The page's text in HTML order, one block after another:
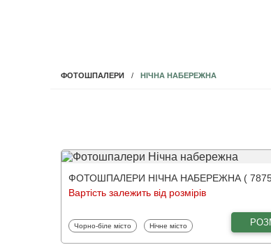
ФОТОШПАЛЕРИ НІЧНА НАБЕРЕЖНА
ФОТОШПАЛЕРИ НІЧНА НАБЕРЕЖНА (
Вартість залежить від розмірів
Фотошпалери
Чорно-біле місто Фотошпалери
Нічне місто